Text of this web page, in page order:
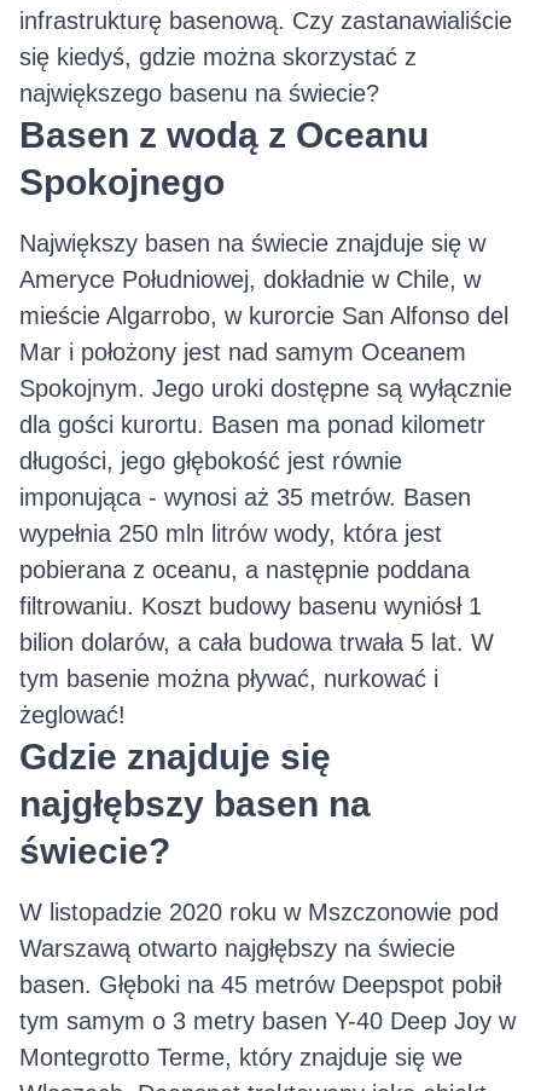
infrastrukturę basenową. Czy zastanawialiście
się kiedyś, gdzie można skorzystać z
największego basenu na świecie?
Basen z wodą z Oceanu
Spokojnego
Największy basen na świecie znajduje się w
Ameryce Południowej, dokładnie w Chile, w
mieście Algarrobo, w kurorcie San Alfonso del
Mar i położony jest nad samym Oceanem
Spokojnym. Jego uroki dostępne są wyłącznie
dla gości kurortu. Basen ma ponad kilometr
długości, jego głębokość jest równie
imponująca - wynosi aż 35 metrów. Basen
wypełnia 250 mln litrów wody, która jest
pobierana z oceanu, a następnie poddana
filtrowaniu. Koszt budowy basenu wyniósł 1
bilion dolarów, a cała budowa trwała 5 lat. W
tym basenie można pływać, nurkować i
żeglować!
Gdzie znajduje się
najgłębszy basen na
świecie?
W listopadzie 2020 roku w Mszczonowie pod
Warszawą otwarto najgłębszy na świecie
basen. Głęboki na 45 metrów Deepspot pobił
tym samym o 3 metry basen Y-40 Deep Joy w
Montegrotto Terme, który znajduje się we